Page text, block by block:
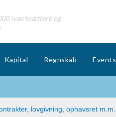
iværksættere og
Kapital Regnskab Events
lovgivning, ophavsret m.m.